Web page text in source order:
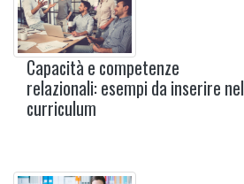
Capacità e competenze
relazionali: esempi da inserire nel
curriculum